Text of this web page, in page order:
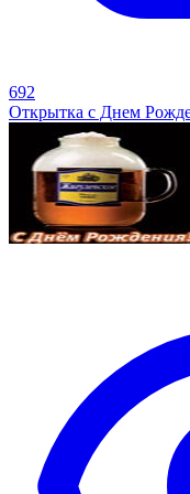
692
Открытка с Днем